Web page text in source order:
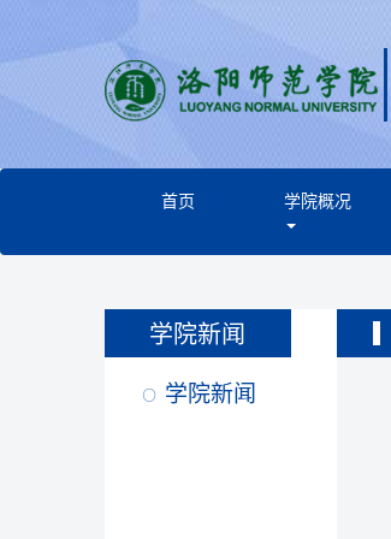
首页 学院概况
学院新闻
学院新闻